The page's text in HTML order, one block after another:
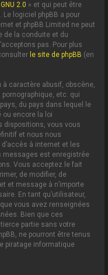
2.0 » et qui peut être
Le logiciel phpBB a pour
et phpBB Limited ne peut
de la conduite et du
pas. Pour plus
le site de phpBB (en
caractère abusif, obscène,
etc. qui
du pays dans lequel le
ou encore la loi
dispositions, vous vous
et nous nous
à internet et les
messages est enregistrée
Vous acceptez le fait
de modifier, de
et message à n’importe
En tant qu’utilisateur,
vous avez renseignées
Bien que ces
partie sans votre
ne pourront être tenus
piratage informatique